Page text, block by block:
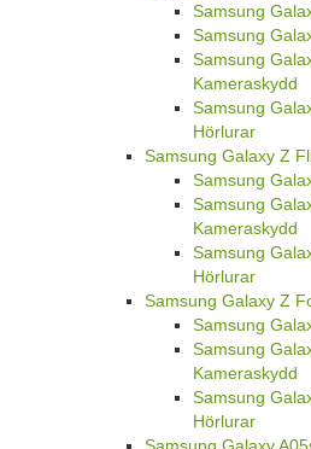
Samsung
Samsung
Samsung
Kameraskydd
Samsung
Hörlurar
Samsung Galaxy Z
Samsung
Samsung
Kameraskydd
Samsung
Hörlurar
Samsung Galaxy Z
Samsung
Samsung
Kameraskydd
Samsung
Hörlurar